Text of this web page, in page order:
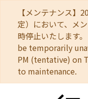
【メンテナンス】
定）において、メ
時停止いたします
be temporarily
PM (tentative) on
to maintenance.